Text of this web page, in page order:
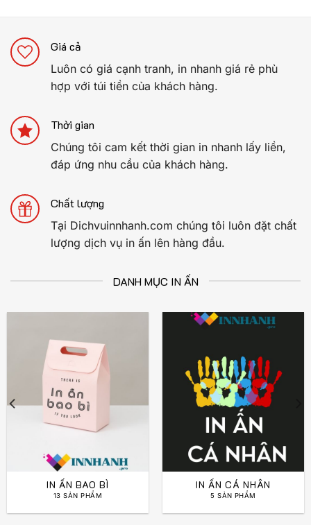
Giá cả
Luôn có giá cạnh tranh, in nhanh giá rẻ phù
hợp với túi tiền của khách hàng.
Thời gian
Chúng tôi cam kết thời gian in nhanh lấy liền,
đáp ứng nhu cầu của khách hàng.
Chất lượng
Tại Dichvuinnhanh.com chúng tôi luôn đặt chất
lượng dịch vụ in ấn lên hàng đầu.
DANH MỤC IN ẤN
IN ẤN BAO BÌ
13 SẢN PHẨM
IN ẤN CÁ NHÂN
5 SẢN PHẨM